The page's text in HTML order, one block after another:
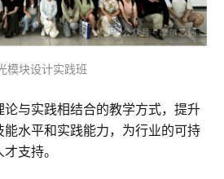
模块设计实践班
与实践相结合的教学方式，提升
能水平和实践能力，为行业的可持
支持。